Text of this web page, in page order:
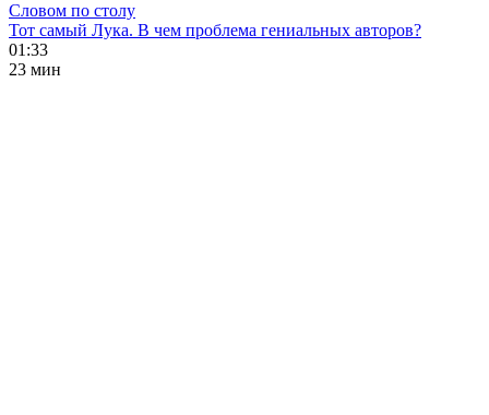
Словом по столу
Тот самый Лука. В чем проблема гениальных авторов?
01:33
23 мин